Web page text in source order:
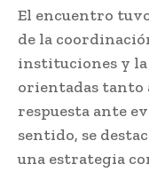
El encuentro
de la
instituciones y
orientadas tanto
respuesta ante
sentido, se
una estrategia